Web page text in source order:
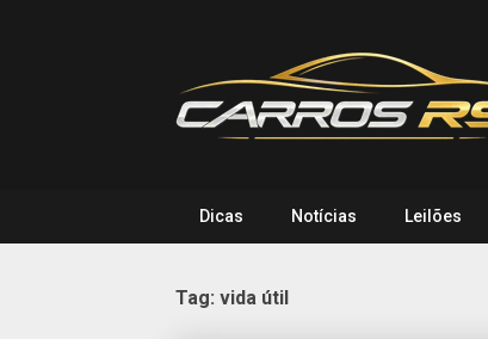
Dicas Notícias Leilões
Tag: vida útil